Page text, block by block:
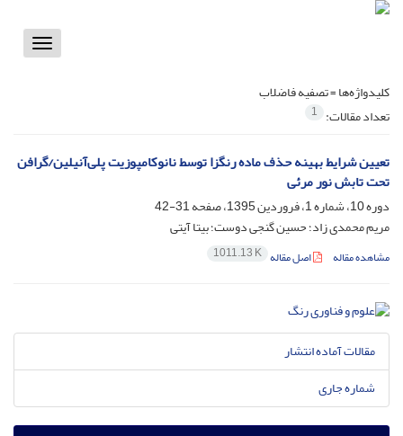
Toggle
کلیدواژه‌ها =تصفیه فاضلاب
تعداد مقالات: 1
تعیین شرایط بهینه حذف ماده رنگزا توسط نانوکامپوزیت پلی‌آنیلین/گرافن
تحت تابش نور مرئی
دوره 10، شماره 1، فروردین 1395، صفحه
31-42
مریم محمدی زاد؛ حسین گنجی دوست؛ بیتا آیتی
مشاهده مقاله اصل مقاله 1011.13 K
مقالات آماده انتشار
شماره جاری